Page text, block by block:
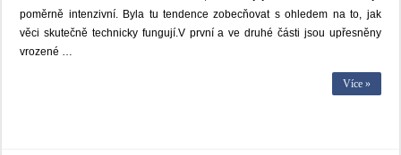
poměrně intenzivní. Byla tu tendence zobecňovat s ohledem na to, jak
věci skutečně technicky fungují.V první a ve druhé části jsou upřesněny
vrozené …
Více »